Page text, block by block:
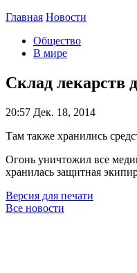
Главная Новости
Общество
В мире
Склад лекарств
20:57 Дек. 18, 2014
Там также хранились
Огонь уничтожил все
хранилась защитная
Версия для печати
Все новости